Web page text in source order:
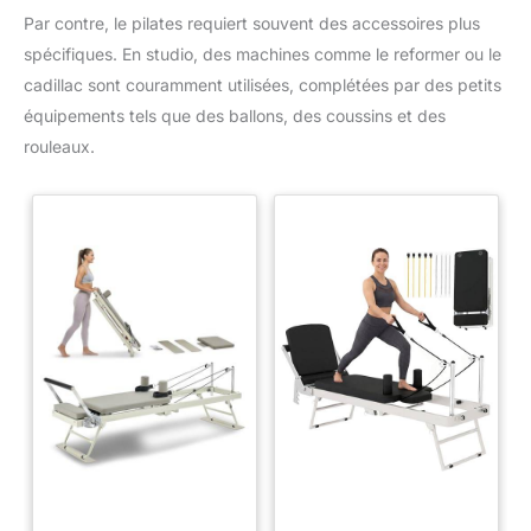
Par contre, le pilates requiert souvent des accessoires plus
spécifiques. En studio, des machines comme le reformer ou le
cadillac sont couramment utilisées, complétées par des petits
équipements tels que des ballons, des coussins et des
rouleaux.